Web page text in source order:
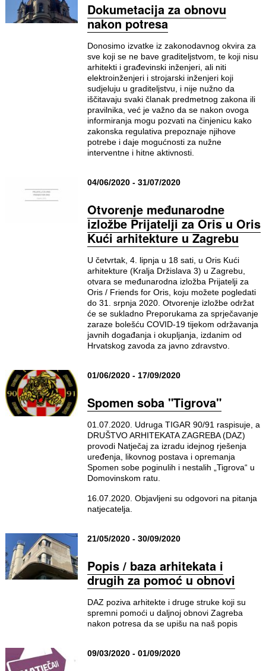
Dokumetacija za obnovu
nakon potresa
Donosimo izvatke iz zakonodavnog okvira za
sve koji se ne bave graditeljstvom, te koji nisu
arhitekti i građevinski inženjeri, ali niti
elektroinženjeri i strojarski inženjeri koji
sudjeluju u graditeljstvu, i nije nužno da
iščitavaju svaki članak predmetnog zakona ili
pravilnika, već je važno da se nakon ovoga
informiranja mogu pozvati na činjenicu kako
zakonska regulativa prepoznaje njihove
potrebe i daje mogućnosti za nužne
interventne i hitne aktivnosti.
04/06/2020 - 31/07/2020
Otvorenje međunarodne
izložbe Prijatelji za Oris u Oris
Kući arhitekture u Zagrebu
U četvrtak, 4. lipnja u 18 sati, u Oris Kući
arhitekture (Kralja Držislava 3) u Zagrebu,
otvara se međunarodna izložba Prijatelji za
Oris / Friends for Oris, koju možete pogledati
do 31. srpnja 2020. Otvorenje izložbe održat
će se sukladno Preporukama za sprječavanje
zaraze bolešću COVID-19 tijekom održavanja
javnih događanja i okupljanja, izdanim od
Hrvatskog zavoda za javno zdravstvo.
01/06/2020 - 17/09/2020
Spomen soba "Tigrova"
01.07.2020. Udruga TIGAR 90/91 raspisuje, a
DRUŠTVO ARHITEKATA ZAGREBA (DAZ)
provodi Natječaj za izradu idejnog rješenja
uređenja, likovnog postava i opremanja
Spomen sobe poginulih i nestalih „Tigrova“ u
Domovinskom ratu.
16.07.2020. Objavljeni su odgovori na pitanja
natjecatelja.
21/05/2020 - 30/09/2020
Popis / baza arhitekata i
drugih za pomoć u obnovi
DAZ poziva arhitekte i druge struke koji su
spremni pomoći u daljnoj obnovi Zagreba
nakon potresa da se upišu na naš popis
09/03/2020 - 01/09/2020